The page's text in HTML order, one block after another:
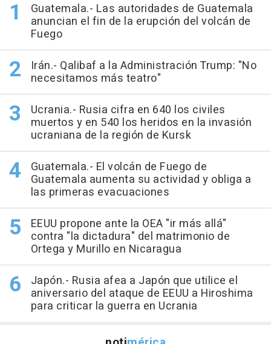
Guatemala.- Las autoridades de Guatemala
anuncian el fin de la erupción del volcán de
Fuego
Irán.- Qalibaf a la Administración Trump: "No
necesitamos más teatro"
Ucrania.- Rusia cifra en 640 los civiles
muertos y en 540 los heridos en la invasión
ucraniana de la región de Kursk
Guatemala.- El volcán de Fuego de
Guatemala aumenta su actividad y obliga a
las primeras evacuaciones
EEUU propone ante la OEA "ir más allá"
contra "la dictadura" del matrimonio de
Ortega y Murillo en Nicaragua
Japón.- Rusia afea a Japón que utilice el
aniversario del ataque de EEUU a Hiroshima
para criticar la guerra en Ucrania